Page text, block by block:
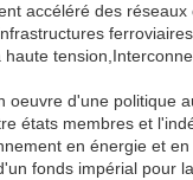
accéléré des
haute
oeuvre d'une politique
états membres et
en énergie et
fonds impérial pour